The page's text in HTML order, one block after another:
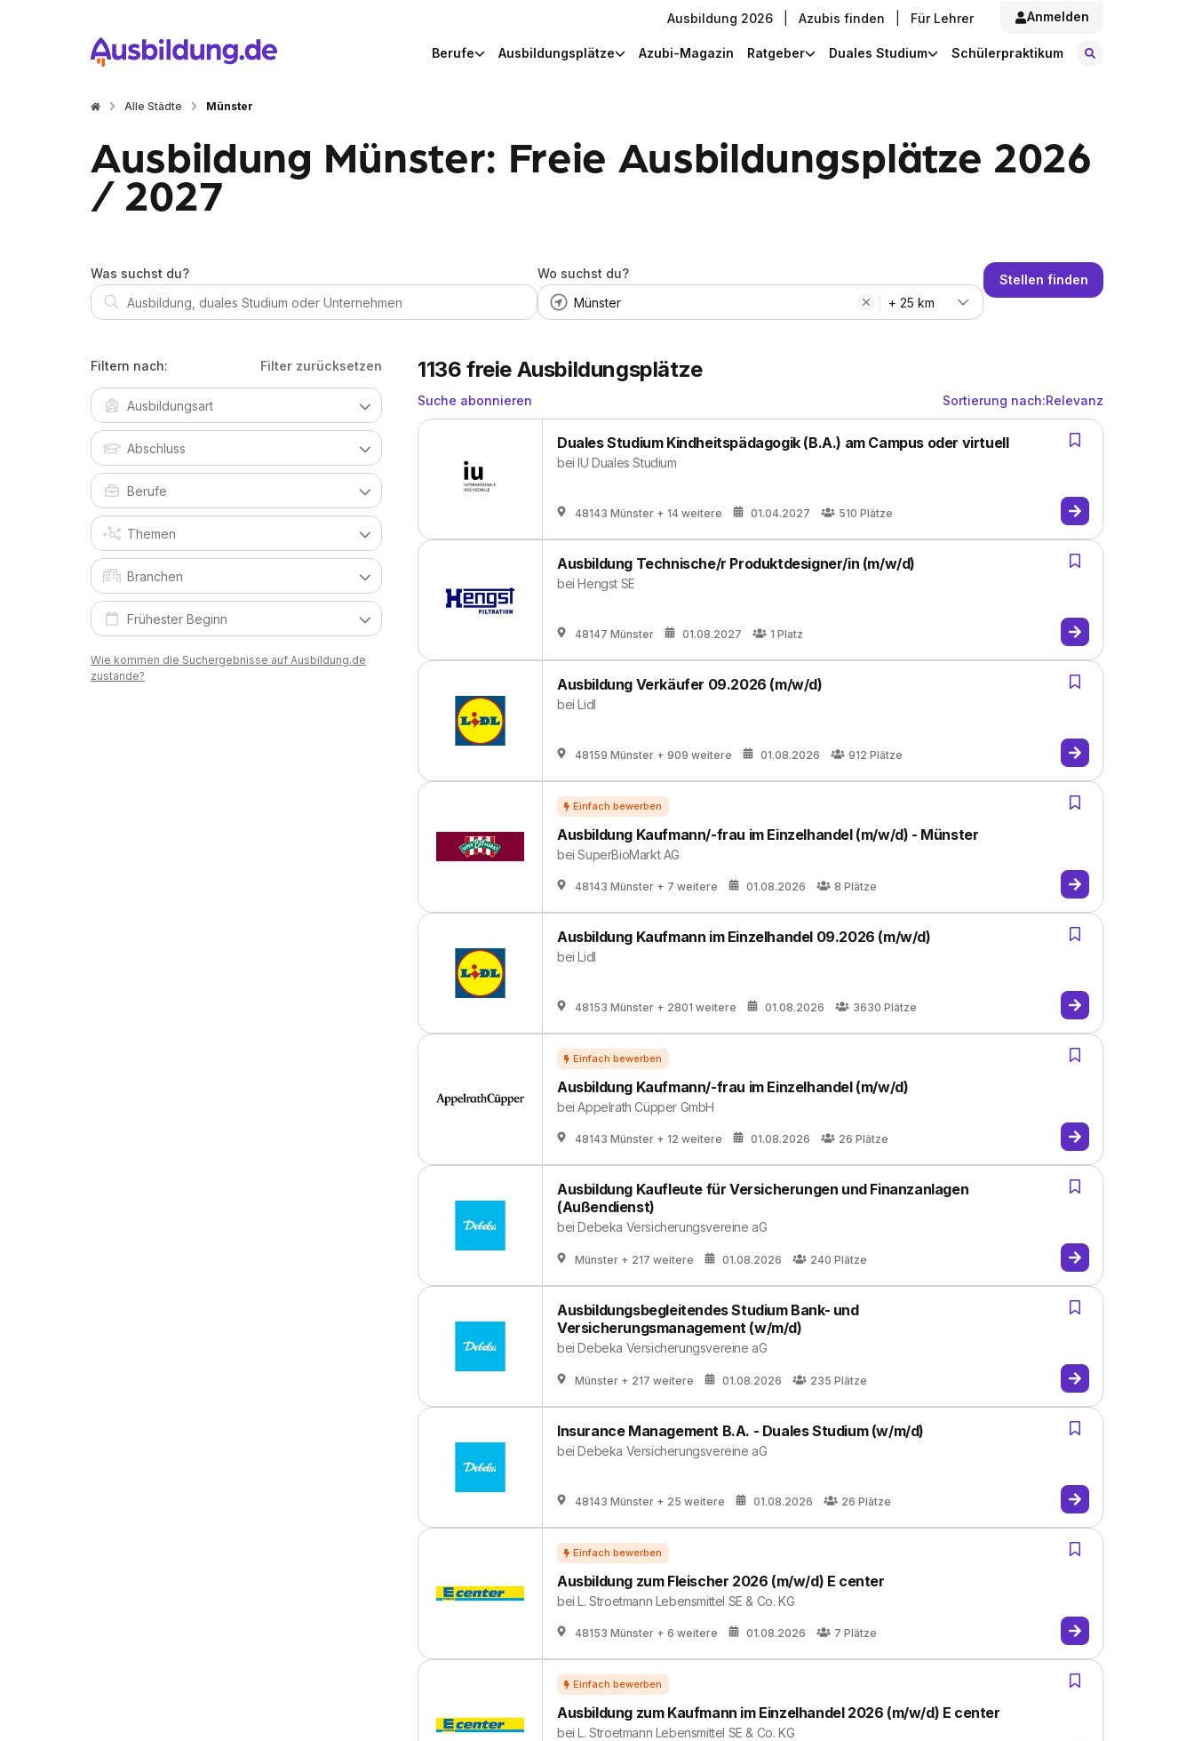
Ausbildung 2026 Azubis finden Für Lehrer Anmelden
Berufe Ausbildungsplätze Azubi-Magazin Ratgeber Duales Studium Schülerpraktikum
Alle Städte Münster
Ausbildung Münster: Freie Ausbildungsplätze 2026
/ 2027
Was suchst du?
Wo suchst du?
+ 25 km
Stellen finden
Filtern nach: Filter zurücksetzen
Wie kommen die Suchergebnisse auf Ausbildung.de
zustande?
1136 freie Ausbildungsplätze
Suche abonnieren Sortierung nach:Relevanz
Duales Studium Kindheitspädagogik (B.A.) am Campus oder virtuell
beiIU Duales Studium
48143 Münster + 14 weitere 01.04.2027 510 Plätze
Ausbildung Technische/r Produktdesigner/in (m/w/d)
beiHengst SE
48147 Münster 01.08.2027 1 Platz
Ausbildung Verkäufer 09.2026 (m/w/d)
beiLidl
48159 Münster + 909 weitere 01.08.2026 912 Plätze
Ausbildung Kaufmann/-frau im Einzelhandel (m/w/d) - Münster
beiSuperBioMarkt AG
48143 Münster + 7 weitere 01.08.2026 8 Plätze
Ausbildung Kaufmann im Einzelhandel 09.2026 (m/w/d)
beiLidl
48153 Münster + 2801 weitere 01.08.2026 3630 Plätze
Ausbildung Kaufmann/-frau im Einzelhandel (m/w/d)
beiAppelrath Cüpper GmbH
48143 Münster + 12 weitere 01.08.2026 26 Plätze
Ausbildung Kaufleute für Versicherungen und Finanzanlagen
(Außendienst)
beiDebeka Versicherungsvereine aG
Münster + 217 weitere 01.08.2026 240 Plätze
Ausbildungsbegleitendes Studium Bank- und
Versicherungsmanagement (w/m/d)
beiDebeka Versicherungsvereine aG
Münster + 217 weitere 01.08.2026 235 Plätze
Insurance Management B.A. - Duales Studium (w/m/d)
beiDebeka Versicherungsvereine aG
48143 Münster + 25 weitere 01.08.2026 26 Plätze
Aus­bil­dung zum Flei­scher 2026 (m/w/d) E center
beiL. Stroetmann Lebensmittel SE & Co. KG
48153 Münster + 6 weitere 01.08.2026 7 Plätze
Aus­bil­dung zum Kauf­mann im Ein­zel­han­del 2026 (m/w/d) E center
beiL. Stroetmann Lebensmittel SE & Co. KG